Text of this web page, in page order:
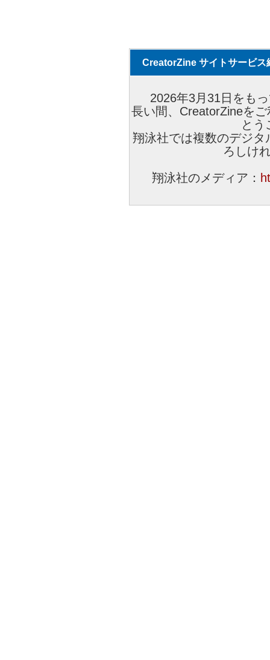
CreatorZine サイトサービス
2026年3月31日をも
長い間、CreatorZineを
とう
翔泳社では複数のデジ
ろしけ
翔泳社のメディア：